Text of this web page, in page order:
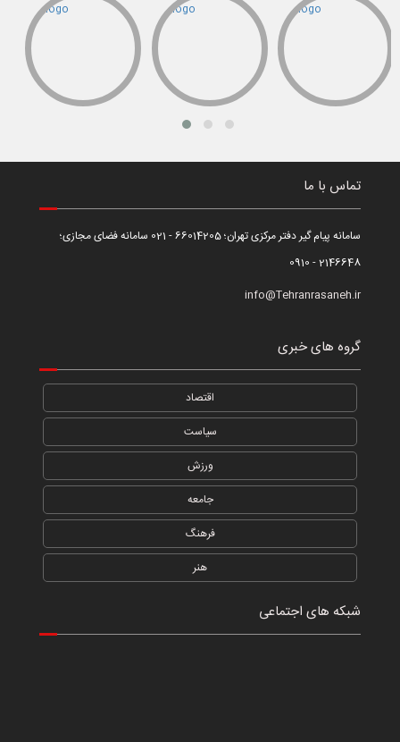
تماس با ما
سامانه پیام گیر دفتر مرکزی تهران؛ 66014205 - 021 سامانه فضای مجازی؛
2146648 - 0910
info@Tehranrasaneh.ir
گروه های خبری
اقتصاد
سیاست
ورزش
جامعه
فرهنگ
هنر
شبکه های اجتماعی